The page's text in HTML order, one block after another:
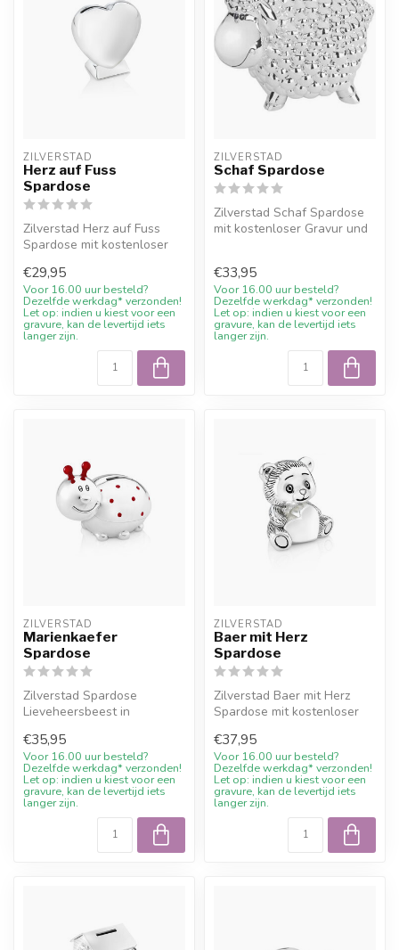
ZILVERSTAD
Herz auf Fuss
Spardose
Zilverstad Herz auf Fuss
Spardose mit kostenloser
Willkommensraba...
€29,95
Voor 16.00 uur besteld?
Dezelfde werkdag* verzonden!
Let op: indien u kiest voor een
gravure, kan de levertijd iets
langer zijn.
ZILVERSTAD
Schaf Spardose
Zilverstad Schaf Spardose
mit kostenloser Gravur und
€33,95
Voor 16.00 uur besteld?
Dezelfde werkdag* verzonden!
Let op: indien u kiest voor een
gravure, kan de levertijd iets
langer zijn.
ZILVERSTAD
Marienkaefer
Spardose
Zilverstad Spardose
Lieveheersbeest in
Ein bleibende...
€35,95
Voor 16.00 uur besteld?
Dezelfde werkdag* verzonden!
Let op: indien u kiest voor een
gravure, kan de levertijd iets
langer zijn.
ZILVERSTAD
Baer mit Herz
Spardose
Zilverstad Baer mit Herz
Spardose mit kostenloser
Willkommensraba...
€37,95
Voor 16.00 uur besteld?
Dezelfde werkdag* verzonden!
Let op: indien u kiest voor een
gravure, kan de levertijd iets
langer zijn.